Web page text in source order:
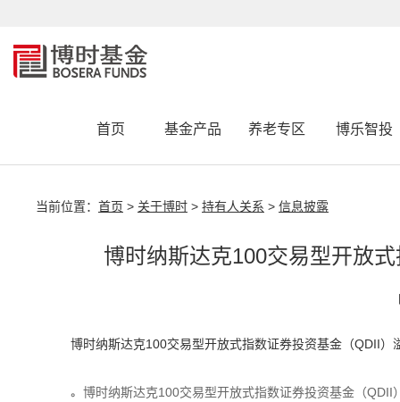
首页 基金产品 养老专区 博乐智投
当前位置： 首页 > 关于博时 > 持有人关系 > 信息披露
博时纳斯达克100交易型开放
博时纳斯达克100交易型开放式指数证券投资基金（QDII）
博时纳斯达克100交易型开放式指数证券投资基金（QDII